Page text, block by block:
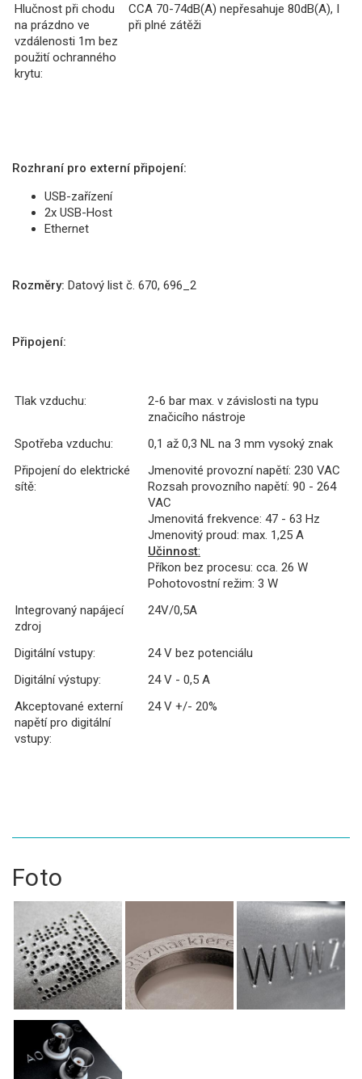
Hlučnost při chodu
na prázdno ve
vzdálenosti 1m bez
použití ochranného
krytu:
CCA 70-74dB(A) nepřesahuje 80dB(A), I
při plné zátěži
Rozhraní pro externí připojení:
USB-zařízení
2x USB-Host
Ethernet
Rozměry: Datový list č. 670, 696_2
Připojení:
Tlak vzduchu:
2-6 bar max. v závislosti na typu
značicího nástroje
Spotřeba vzduchu:
0,1 až 0,3 NL na 3 mm vysoký znak
Připojení do elektrické
sítě:
Jmenovité provozní napětí: 230 VAC
Rozsah provozního napětí: 90 - 264
VAC
Jmenovitá frekvence: 47 - 63 Hz
Jmenovitý proud: max. 1,25 A
Učinnost:
Příkon bez procesu: cca. 26 W
Pohotovostní režim: 3 W
Integrovaný napájecí
zdroj
24V/0,5A
Digitální vstupy:
24 V bez potenciálu
Digitální výstupy:
24 V - 0,5 A
Akceptované externí
napětí pro digitální
vstupy:
24 V +/- 20%
Foto